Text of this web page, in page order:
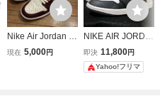
Nike Air Jordan 1
High OG Bordeau
現在 5,000円
NIKE AIR JORDA
N 1 HIGH OG 27.0
cm Black/White ジ
ョーダン リバース
即決 11,800円
Yahoo!フリマ